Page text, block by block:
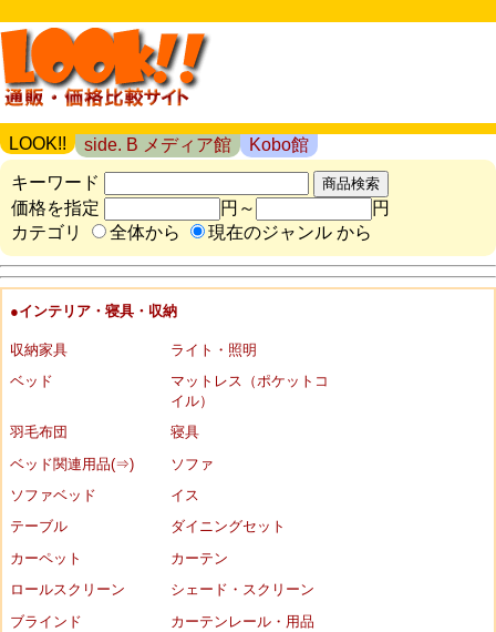
LOOK!! side. B メディア館
Kobo館
キーワード
価格を指定
円～
円
カテゴリ
全体から 現在のジャンル から
●インテリア・寝具・収納
収納家具
ライト・照明
ベッド
マットレス（ポケットコ
イル）
羽毛布団
寝具
ベッド関連用品(⇒)
ソファ
ソファベッド
イス
テーブル
ダイニングセット
カーペット
カーテン
ロールスクリーン
シェード・スクリーン
ブラインド
カーテンレール・用品